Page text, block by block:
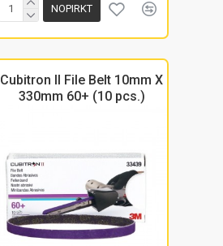
NOPIRKT
Cubitron II File Belt 10mm X
330mm 60+ (10 pcs.)